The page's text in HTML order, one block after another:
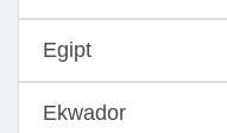
Egipt
Ekwador